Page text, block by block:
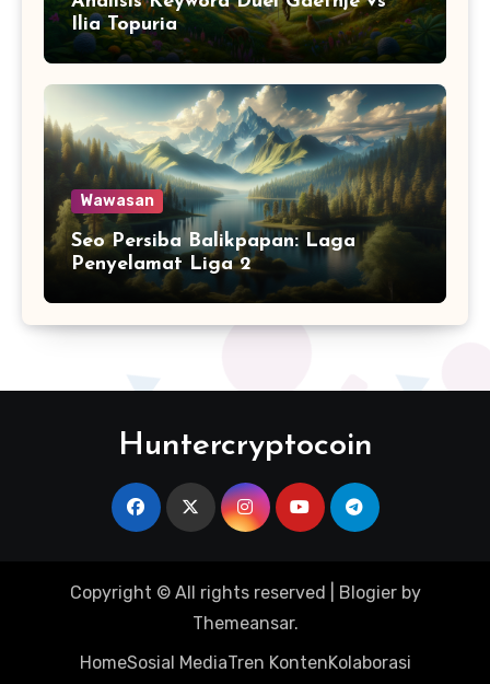
Ilia Topuria
Wawasan
Seo Persiba Balikpapan: Laga
Penyelamat Liga 2
Huntercryptocoin
Copyright © All rights reserved Blogierby
Themeansar.
HomeSosial MediaTren KontenKolaborasi